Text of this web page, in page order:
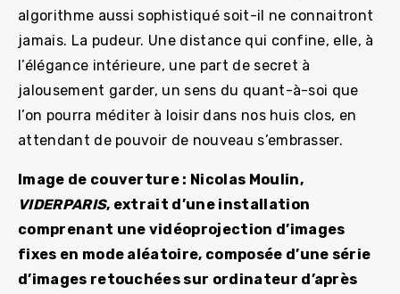
algorithme aussi sophistiqué soit-il ne connaitront
jamais. La pudeur. Une distance qui confine, elle, à
l’élégance intérieure, une part de secret à
jalousement garder, un sens du quant-à-soi que
l’on pourra méditer à loisir dans nos huis clos, en
attendant de pouvoir de nouveau s’embrasser.
Image de couverture : Nicolas Moulin,
VIDERPARIS, extrait d’une installation
comprenant une vidéoprojection d’images
fixes en mode aléatoire, composée d’une série
d’images retouchées sur ordinateur d’après